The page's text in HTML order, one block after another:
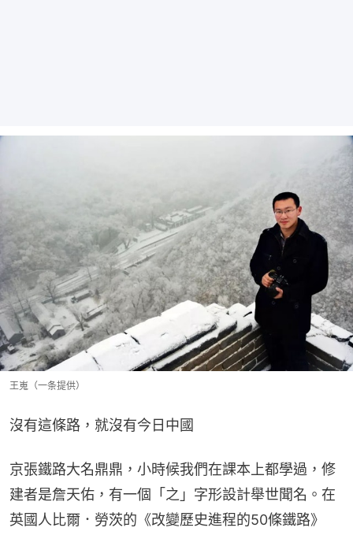
王嵬（一条提供）
沒有這條路，就沒有今日中國
京張鐵路大名鼎鼎，小時候我們在課本上都學過，修
建者是詹天佑，有一個「之」字形設計舉世聞名。在
英國人比爾．勞茨的《改變歷史進程的50條鐵路》